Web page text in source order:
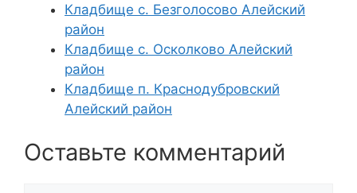
Кладбище с. Безголосово Алейский
район
Кладбище с. Осколково Алейский
район
Кладбище п. Краснодубровский
Алейский район
Оставьте комментарий